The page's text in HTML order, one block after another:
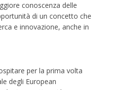
conoscenza delle
di un concetto che
e innovazione, anche in
per la prima volta
degli European